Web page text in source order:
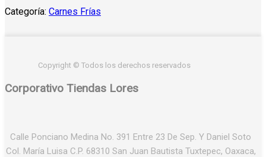
Categoría: Carnes Frías
Copyright © Todos los derechos reservados
Corporativo Tiendas Lores
Calle Ponciano Medina No. 391 Entre 23 De Sep. Y Daniel Soto
Col. María Luisa C.P. 68310 San Juan Bautista Tuxtepec, Oaxaca,